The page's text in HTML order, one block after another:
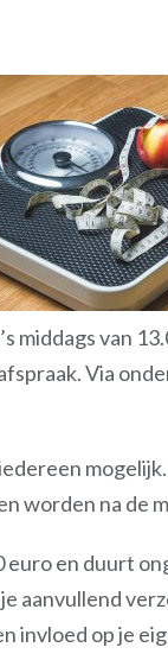
middags van
Via
worden na de
euro en duurt
aanvullend
invloed op je